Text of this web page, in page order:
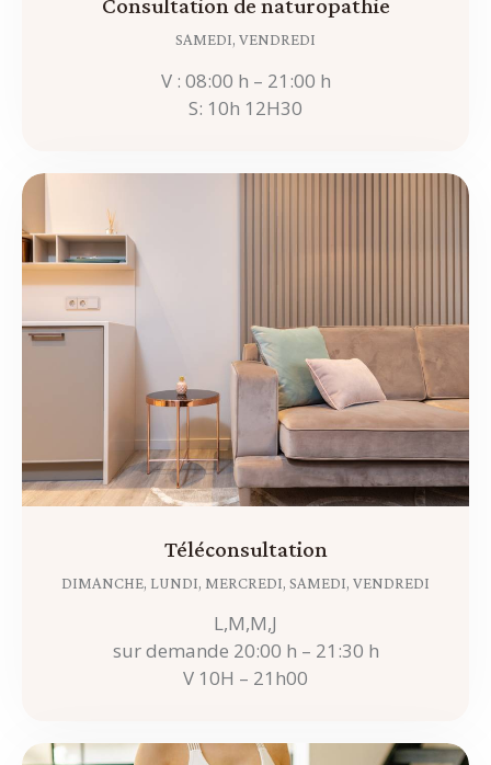
Consultation de naturopathie
SAMEDI, VENDREDI
V : 08:00 h – 21:00 h
S: 10h 12H30
Téléconsultation
DIMANCHE, LUNDI, MERCREDI, SAMEDI, VENDREDI
L,M,M,J
sur demande 20:00 h – 21:30 h
V 10H – 21h00